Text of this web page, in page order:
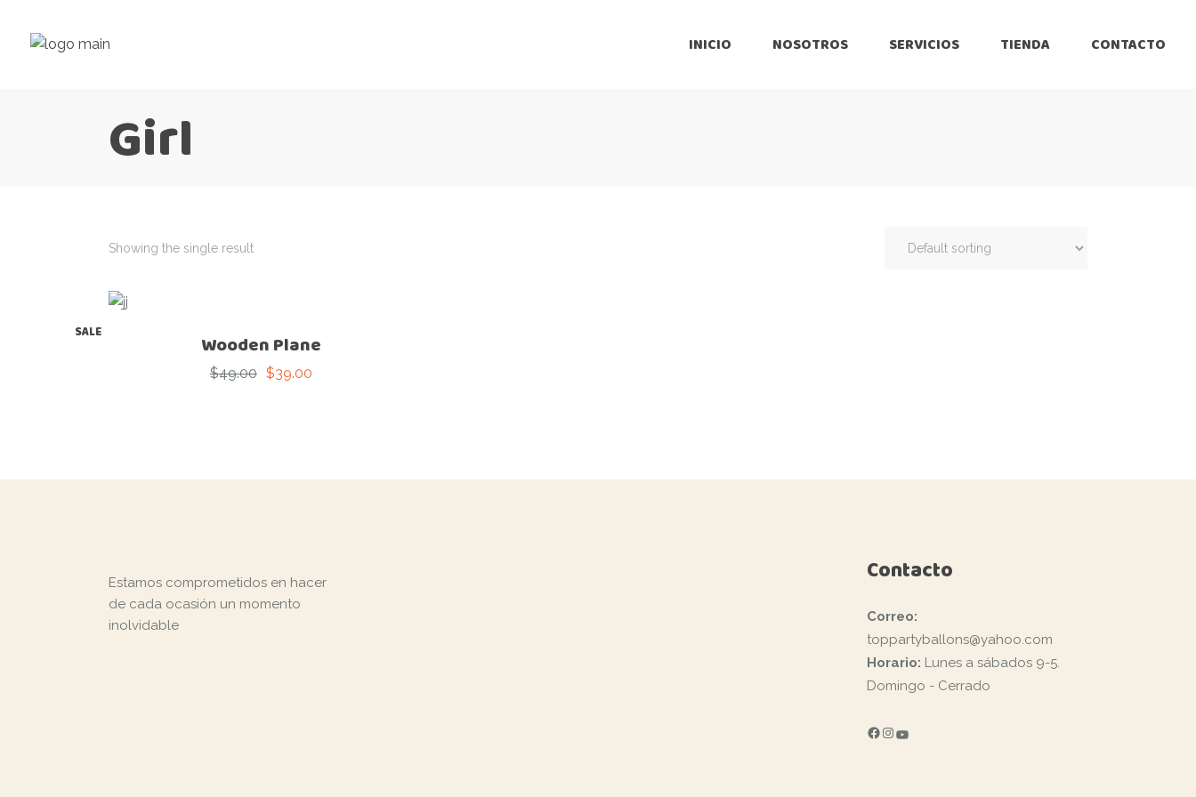
INICIO NOSOTROS SERVICIOS TIENDA CONTACTO
Girl
Showing the single result
SALE
Wooden Plane
$49.00 Original
$39.00
Current
Estamos comprometidos en hacer
de cada ocasión un momento
inolvidable
Contacto
Correo:
toppartyballons@yahoo.com
Horario: Lunes a sábados 9-5.
Domingo - Cerrado
FACEBOOK
INSTAGRAM
YOUTUBE